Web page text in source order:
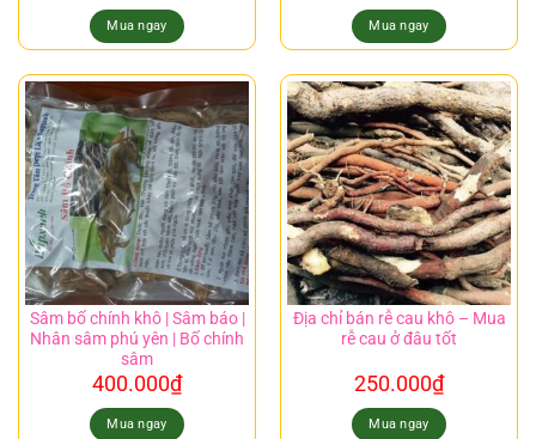
Mua ngay Mua ngay
Sâm bố chính khô | Sâm báo |
Nhân sâm phú yên | Bố chính
sâm
400.000₫
Mua ngay
Địa chỉ bán rễ cau khô – Mua
rễ cau ở đâu tốt
250.000₫
Mua ngay